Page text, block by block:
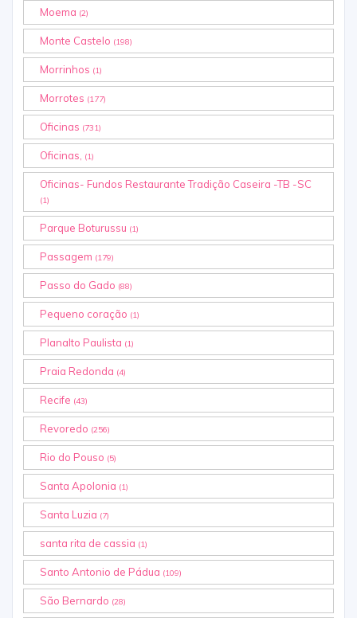
Moema (2)
Monte Castelo (198)
Morrinhos (1)
Morrotes (177)
Oficinas (731)
Oficinas, (1)
Oficinas- Fundos Restaurante Tradição Caseira -TB -SC
(1)
Parque Boturussu (1)
Passagem (179)
Passo do Gado (88)
Pequeno coração (1)
Planalto Paulista (1)
Praia Redonda (4)
Recife (43)
Revoredo (256)
Rio do Pouso (5)
Santa Apolonia (1)
Santa Luzia (7)
santa rita de cassia (1)
Santo Antonio de Pádua (109)
São Bernardo (28)